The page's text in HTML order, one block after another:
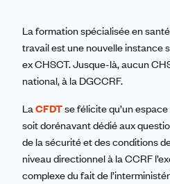
La formation spécialisée en
travail est une nouvelle instance
ex CHSCT. Jusque-là, aucun
national, à la DGCCRF.
LaCFDTse félicite qu’un
soit dorénavant dédié aux
de la sécurité et des conditions
niveau directionnel à la CCRF
complexe du fait de